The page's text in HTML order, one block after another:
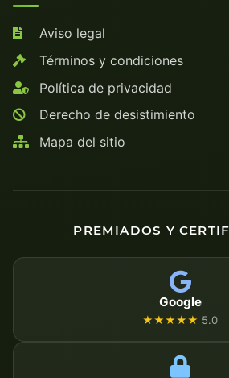
Aviso legal
Términos y condiciones
Política de privacidad
Derecho de desistimiento
Mapa del sitio
PREMIADOS Y
Google
★★★★★ 5.0